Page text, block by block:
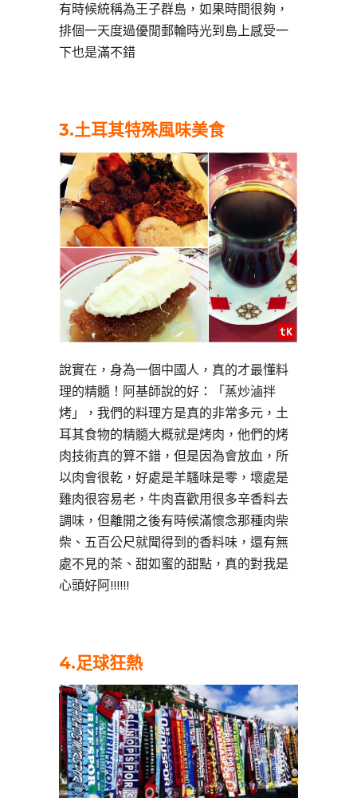
有時候統稱為王子群島，如果時間很夠，
排個一天度過優閒郵輪時光到島上感受一
下也是滿不錯
3.土耳其特殊風味美食
說實在，身為一個中國人，真的才最懂料
理的精髓！阿基師說的好：「蒸炒滷拌
烤」，我們的料理方是真的非常多元，土
耳其食物的精髓大概就是烤肉，他們的烤
肉技術真的算不錯，但是因為會放血，所
以肉會很乾，好處是羊騷味是零，壞處是
雞肉很容易老，牛肉喜歡用很多辛香料去
調味，但離開之後有時候滿懷念那種肉柴
柴、五百公尺就聞得到的香料味，還有無
處不見的茶、甜如蜜的甜點，真的對我是
心頭好阿!!!!!!
4.足球狂熱